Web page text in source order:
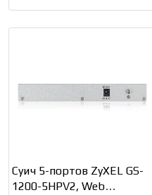
Суич 5-портов ZyXEL GS-
1200-5HPV2, Web